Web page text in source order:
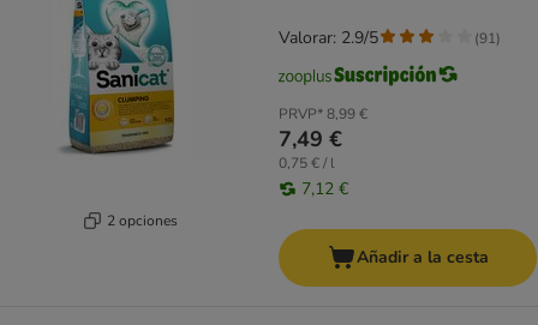
2 opciones
PRVP*8,99 €
7,49 €
0,75 € / l
7,12 €
Valorar: 2.9/5 (91)
Añadir a la cesta